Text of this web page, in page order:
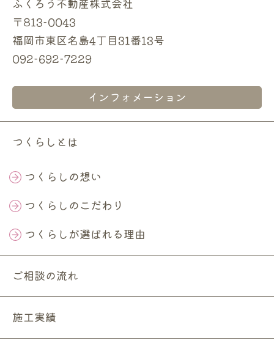
ふくろう不動産株式会社
〒813-0043
福岡市東区名島4丁目31番13号
092-692-7229
インフォメーション
つくらしとは
つくらしの想い
つくらしのこだわり
つくらしが選ばれる理由
ご相談の流れ
施工実績